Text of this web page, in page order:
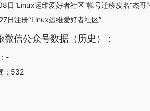
日“Linux运维爱好者社区”帐号迁移改名“杰哥
日注册“Linux运维爱好者社区”
信公众号数据（历史）：
-
：532